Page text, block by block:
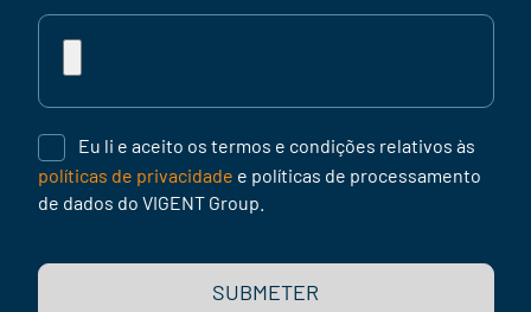
Curriculum
Eu li e aceito os termos e condições relativos às
políticas de privacidade e políticas de processamento
de dados do VIGENT Group.
SUBMETER